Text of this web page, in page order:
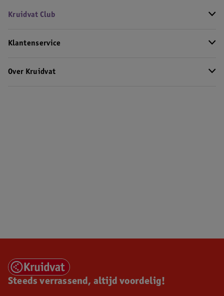
Kruidvat Club
Klantenservice
Over Kruidvat
Steeds verrassend, altijd voordelig!